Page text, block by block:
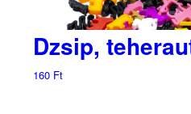
Dzsip,
160 Ft